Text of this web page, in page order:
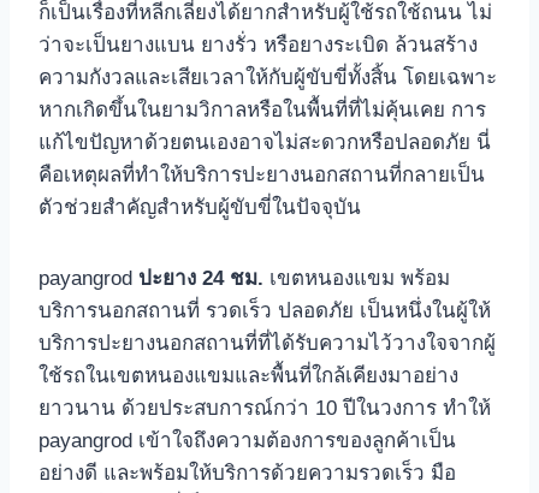
ก็เป็นเรื่องที่หลีกเลี่ยงได้ยากสำหรับผู้ใช้รถใช้ถนน ไม่
ว่าจะเป็นยางแบน ยางรั่ว หรือยางระเบิด ล้วนสร้าง
ความกังวลและเสียเวลาให้กับผู้ขับขี่ทั้งสิ้น โดยเฉพาะ
หากเกิดขึ้นในยามวิกาลหรือในพื้นที่ที่ไม่คุ้นเคย การ
แก้ไขปัญหาด้วยตนเองอาจไม่สะดวกหรือปลอดภัย นี่
คือเหตุผลที่ทำให้บริการปะยางนอกสถานที่กลายเป็น
ตัวช่วยสำคัญสำหรับผู้ขับขี่ในปัจจุบัน
payangrod ปะยาง 24 ชม. เขตหนองแขม พร้อม
บริการนอกสถานที่ รวดเร็ว ปลอดภัย เป็นหนึ่งในผู้ให้
บริการปะยางนอกสถานที่ที่ได้รับความไว้วางใจจากผู้
ใช้รถในเขตหนองแขมและพื้นที่ใกล้เคียงมาอย่าง
ยาวนาน ด้วยประสบการณ์กว่า 10 ปีในวงการ ทำให้
payangrod เข้าใจถึงความต้องการของลูกค้าเป็น
อย่างดี และพร้อมให้บริการด้วยความรวดเร็ว มือ